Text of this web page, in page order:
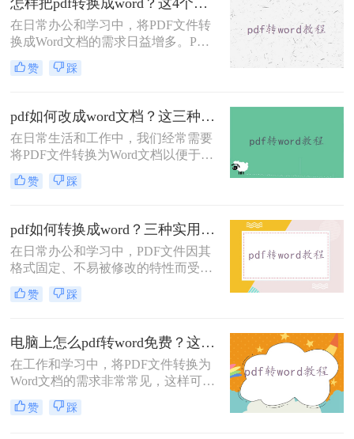
选择最合适的方式。
怎样把pdf转换成word？这4个转换方法快收藏起来！
在日常办公和学习中，将PDF文件转
换成Word文档的需求日益增多。PDF
文件因其不易被编辑和修改的特性而
广受青睐，但在某些情况下，我们可
步的编辑和修改。那么怎样把PDF转
换成Word呢？本文将介绍四种将PDF
转换成Word的方法，旨在帮助用户快
速、准确地完成PDF到Word的转换。
赞 踩
pdf如何改成word文档？这三种方法快来尝试下吧 ！
在日常生活和工作中，我们经常需要
将PDF文件转换为Word文档以便于编
辑和修改。那么pdf如何改成word文档
呢？本文将介绍三种常用的方法来实
赞 踩
pdf如何转换成word？三种实用方法教会你！
在日常办公和学习中，PDF文件因其
格式固定、不易被修改的特性而受到
广泛应用。然而，当需要编辑或修改
PDF文件内容时，将其转换为Word文
何转换成word呢？本文将介绍三种将
PDF转换成Word的方法。
赞 踩
电脑上怎么pdf转word免费？这三个方法分享给大家！
在工作和学习中，将PDF文件转换为
Word文档的需求非常常见，这样可以
方便地编辑和修改文档内容。那么电
脑上怎么PDF转Word免费呢？本文将
赞 踩